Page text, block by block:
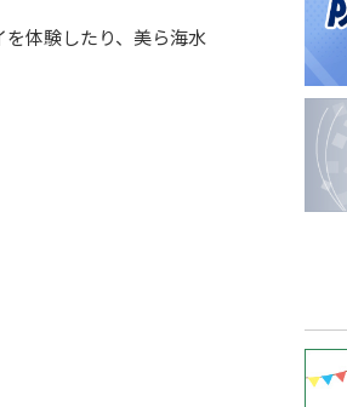
体験したり、美ら海水